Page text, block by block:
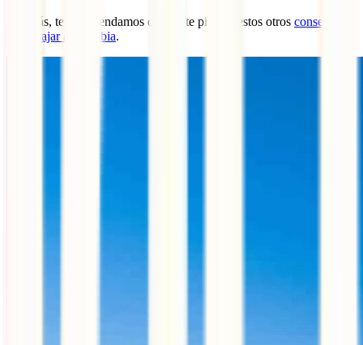
Además, te recomendamos que no te pierdas estos otros consejos
para viajar a Namibia.